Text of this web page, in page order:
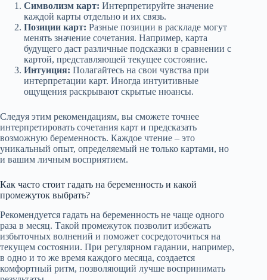
Символизм карт: Интерпретируйте значение
каждой карты отдельно и их связь.
Позиции карт: Разные позиции в раскладе могут
менять значение сочетания. Например, карта
будущего даст различные подсказки в сравнении с
картой, представляющей текущее состояние.
Интуиция: Полагайтесь на свои чувства при
интерпретации карт. Иногда интуитивные
ощущения раскрывают скрытые нюансы.
Следуя этим рекомендациям, вы сможете точнее
интерпретировать сочетания карт и предсказать
возможную беременность. Каждое чтение – это
уникальный опыт, определяемый не только картами, но
и вашим личным восприятием.
Как часто стоит гадать на беременность и какой
промежуток выбрать?
Рекомендуется гадать на беременность не чаще одного
раза в месяц. Такой промежуток позволит избежать
избыточных волнений и поможет сосредоточиться на
текущем состоянии. При регулярном гадании, например,
в одно и то же время каждого месяца, создается
комфортный ритм, позволяющий лучше воспринимать